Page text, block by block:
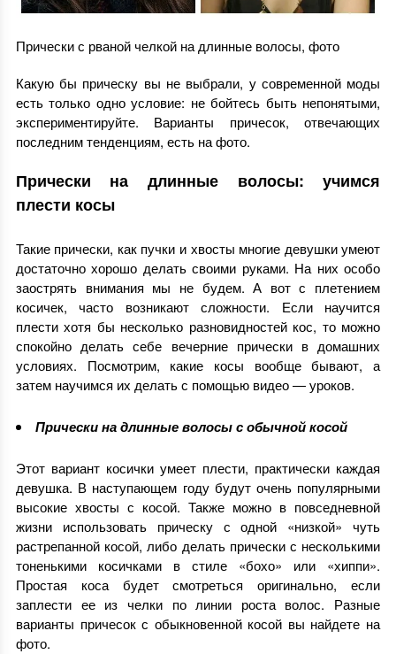
Прически с рваной челкой на длинные волосы, фото
Какую бы прическу вы не выбрали, у современной моды
есть только одно условие: не бойтесь быть непонятыми,
экспериментируйте. Варианты причесок, отвечающих
последним тенденциям, есть на фото.
Прически на длинные волосы: учимся
плести косы
Такие прически, как пучки и хвосты многие девушки умеют
достаточно хорошо делать своими руками. На них особо
заострять внимания мы не будем. А вот с плетением
косичек, часто возникают сложности. Если научится
плести хотя бы несколько разновидностей кос, то можно
спокойно делать себе вечерние прически в домашних
условиях. Посмотрим, какие косы вообще бывают, а
затем научимся их делать с помощью видео — уроков.
Прически на длинные волосы с обычной косой
Этот вариант косички умеет плести, практически каждая
девушка. В наступающем году будут очень популярными
высокие хвосты с косой. Также можно в повседневной
жизни использовать прическу с одной «низкой» чуть
растрепанной косой, либо делать прически с несколькими
тоненькими косичками в стиле «бохо» или «хиппи».
Простая коса будет смотреться оригинально, если
заплести ее из челки по линии роста волос. Разные
варианты причесок с обыкновенной косой вы найдете на
фото.